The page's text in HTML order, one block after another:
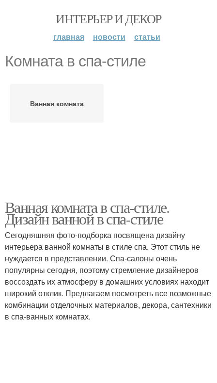
ИНТЕРЬЕР И ДЕКОР
главная новости статьи
Комната в спа-стиле
Ванная комната
Ванная комната в спа-стиле.
Дизайн ванной в спа-стиле
Сегодняшняя фото-подборка посвящена дизайну
интерьера ванной комнаты в стиле спа. Этот стиль не
нуждается в представлении. Спа-салоны очень
популярны сегодня, поэтому стремление дизайнеров
воссоздать их атмосферу в домашних условиях находит
широкий отклик. Предлагаем посмотреть все возможные
комбинации отделочных материалов, декора, сантехники
в спа-ванных комнатах.